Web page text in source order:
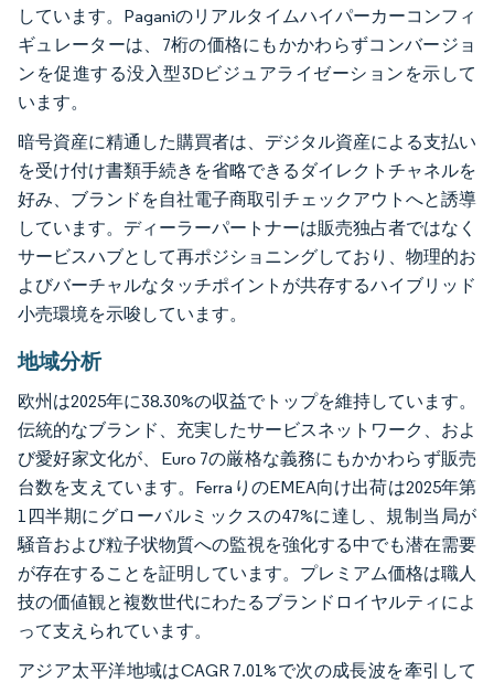
しています。Paganiのリアルタイムハイパーカーコンフィ
ギュレーターは、7桁の価格にもかかわらずコンバージョ
ンを促進する没入型3Dビジュアライゼーションを示して
います。
暗号資産に精通した購買者は、デジタル資産による支払い
を受け付け書類手続きを省略できるダイレクトチャネルを
好み、ブランドを自社電子商取引チェックアウトへと誘導
しています。ディーラーパートナーは販売独占者ではなく
サービスハブとして再ポジショニングしており、物理的お
よびバーチャルなタッチポイントが共存するハイブリッド
小売環境を示唆しています。
地域分析
欧州は2025年に38.30%の収益でトップを維持しています。
伝統的なブランド、充実したサービスネットワーク、およ
び愛好家文化が、Euro 7の厳格な義務にもかかわらず販売
台数を支えています。FerraりのEMEA向け出荷は2025年第
1四半期にグローバルミックスの47%に達し、規制当局が
騒音および粒子状物質への監視を強化する中でも潜在需要
が存在することを証明しています。プレミアム価格は職人
技の価値観と複数世代にわたるブランドロイヤルティによ
って支えられています。
アジア太平洋地域はCAGR 7.01%で次の成長波を牽引して